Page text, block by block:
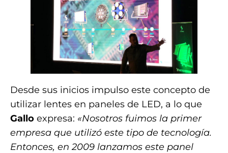
Desde sus inicios impulso este concepto de
utilizar lentes en paneles de LED, a lo que
Gallo expresa: «Nosotros fuimos la primer
empresa que utilizó este tipo de tecnología.
Entonces, en 2009 lanzamos este panel